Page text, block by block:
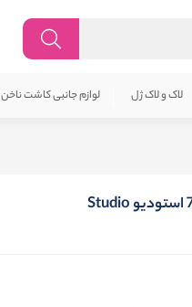
لاک و لاک ژل لوازم جانبی کاشت ناخن